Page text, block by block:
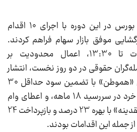
وزارت اقتصاد و سازمان بورس در این دوره با اجرای 10 اقدام
موفق بازار سهام فراهم کردند.
افزایش ساعات معاملات تا 13:30، اعمال محدودیت بر
حقوقی در دو روز نخست، انتشار
اوراق اختیار فروش تبعی «هموطن» با تضمین سود حداقل 30
درصدی برای سهامداران خرد در سررسید 18 ماهه، و اعطای وام
200 میلیون ریالی طرح «نقدینه» با بهره 23 درصد و بازپرداخت 24
جمله این اقدامات بودند.